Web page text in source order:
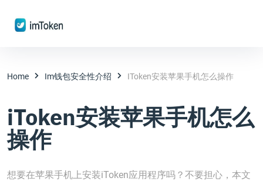
Home Im钱包安全性介绍 IToken安装苹果手机怎么操作
iToken安装苹果手机怎么
操作
想要在苹果手机上安装iToken应用程序吗？不要担心，本文